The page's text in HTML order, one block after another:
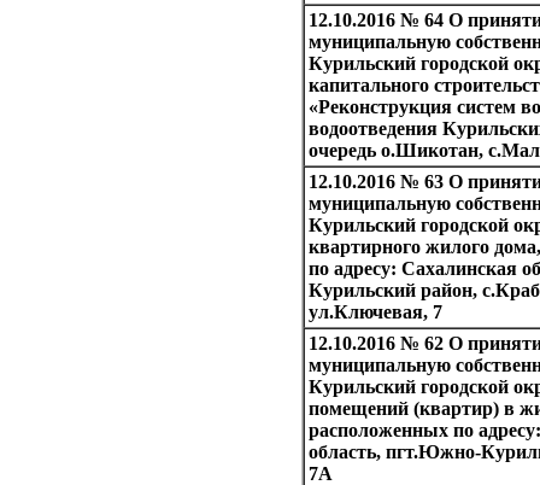
12.10.2016 № 64 О
муниципальную
Курильский городской
капитального
«Реконструкция систем
водоотведения
очередь о.Шикотан,
12.10.2016 № 63 О
муниципальную
Курильский городской
квартирного жилого
по адресу: Сахалинская
Курильский район,
ул.Ключевая, 7
12.10.2016 № 62 О
муниципальную
Курильский городской
помещений (квартир) в
расположенных по
область, пгт.Южно-
7А